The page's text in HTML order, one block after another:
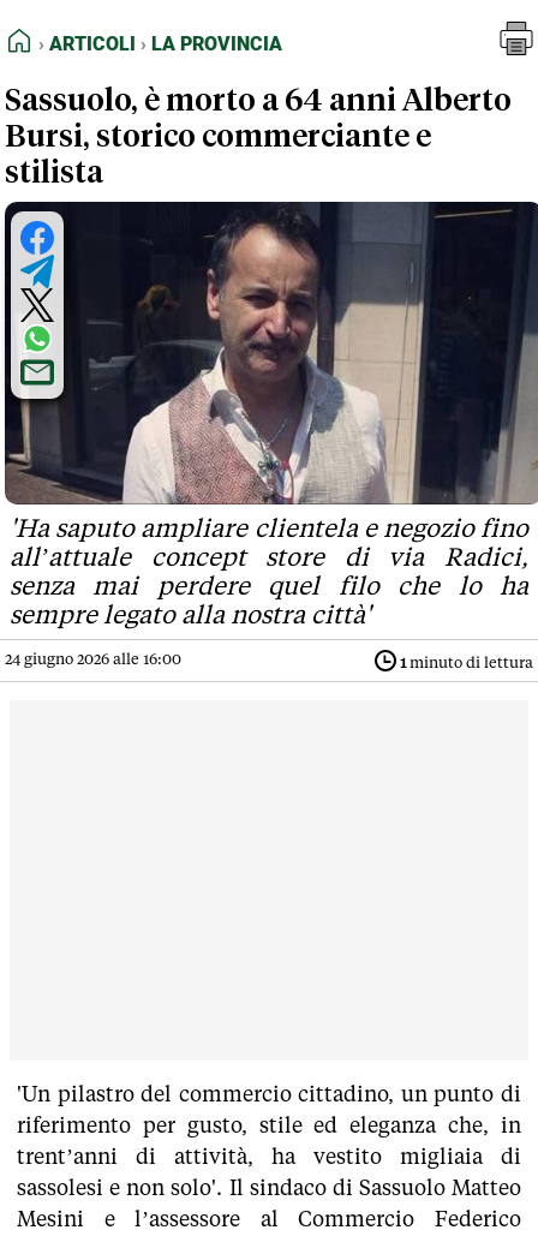
FEED RSS
NORMATIVE DEONTOLOGICHE
TERMINI e CONDIZIONI
Articoli
La Provincia
HOME
ARTICOLI LA PROVINCIA
Sassuolo, è morto a 64 anni Alberto
Bursi, storico commerciante e
stilista
'Ha saputo ampliare clientela e negozio fino
all’attuale concept store di via Radici,
senza mai perdere quel filo che lo ha
sempre legato alla nostra città'
24 giugno 2026 alle 16:00 1minuto di lettura
'Un pilastro del commercio cittadino, un punto di
riferimento per gusto, stile ed eleganza che, in
trent’anni di attività, ha vestito migliaia di
sassolesi e non solo'. Il sindaco di Sassuolo Matteo
Mesini e l’assessore al Commercio Federico